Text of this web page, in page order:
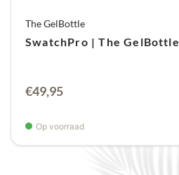
The GelBottle
SwatchPro | The GelBottle
€49,95
Op voorraad